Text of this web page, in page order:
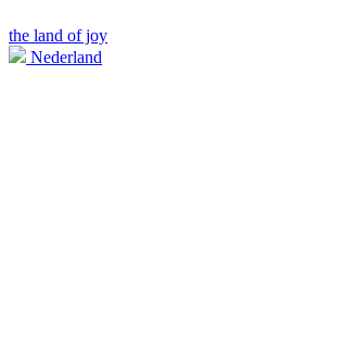
the land of joy
Nederland